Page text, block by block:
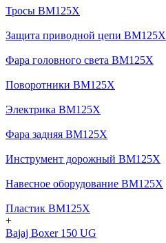
Тросы BM125X
Защита приводной цепи BM125X
Фара головного света BM125X
Поворотники BM125X
Электрика BM125X
Фара задняя BM125X
Инструмент дорожный BM125X
Навесное оборудование BM125X
Пластик BM125X
+
Bajaj Boxer 150 UG